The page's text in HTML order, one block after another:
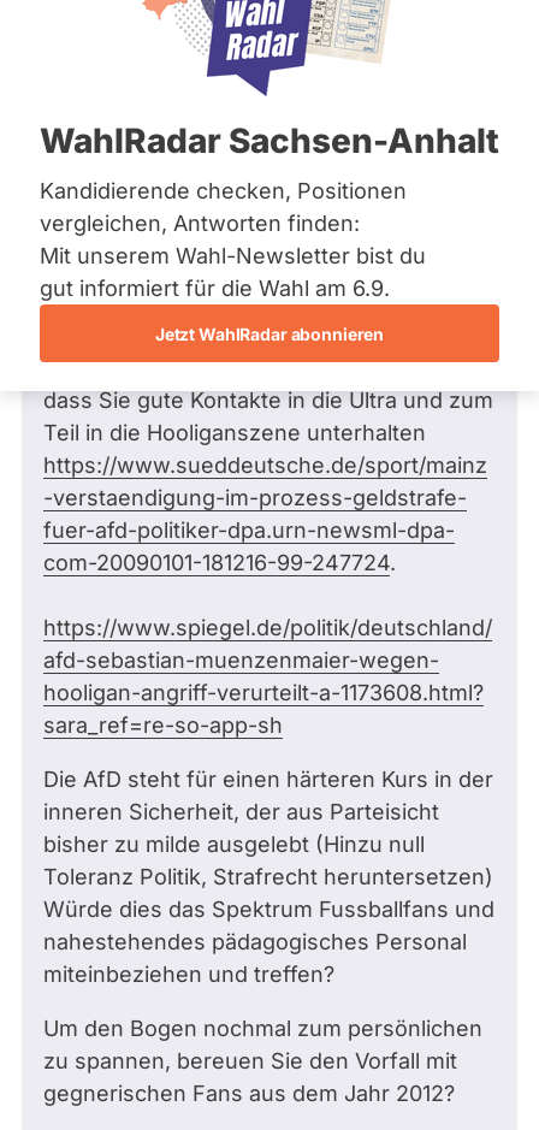
Bremen
Hamburg
Mecklenburg-Vorpommern
Nordrhein-Westfalen
Saarland
Sachsen
Sachsen-Anhalt
Sachsen-Anhalt
Schleswig-Holstein
Thüringen
Archiv
Über uns
Spenden
WahlRadar Sachsen-Anhalt
Kandidierende checken, Positionen
vergleichen, Antworten finden:
Mit unserem Wahl-Newsletter bist du
gut informiert für die Wahl am 6.9.
Jetzt WahlRadar abonnieren
Zum Profil Frage stellen
Frage von Moritz W. • 24.05.2026
Wie steht das Konzept der inneren
Sicherheit der AfD Ultra und
Hooliganszenen gegenüber? Wie
stehen sie zu einem allgemeinem
Zeugnisverweigerungsrecht für Sozial
Arbeitende?
Sehr geehrter Herr Münzenmeyer, Ihnen
wurde in der Vergangenheit nachgesagt,
dass Sie gute Kontakte in die Ultra und zum
Teil in die Hooliganszene unterhalten
https://www.sueddeutsche.de/sport/mainz
-verstaendigung-im-prozess-geldstrafe-
fuer-afd-politiker-dpa.urn-newsml-dpa-
com-20090101-181216-99-247724.
https://www.spiegel.de/politik/deutschland/
afd-sebastian-muenzenmaier-wegen-
hooligan-angriff-verurteilt-a-1173608.html?
sara_ref=re-so-app-sh
Die AfD steht für einen härteren Kurs in der
inneren Sicherheit, der aus Parteisicht
bisher zu milde ausgelebt (Hinzu null
Toleranz Politik, Strafrecht heruntersetzen)
Würde dies das Spektrum Fussballfans und
nahestehendes pädagogisches Personal
miteinbeziehen und treffen?
Um den Bogen nochmal zum persönlichen
zu spannen, bereuen Sie den Vorfall mit
gegnerischen Fans aus dem Jahr 2012?